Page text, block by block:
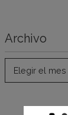
Archivo